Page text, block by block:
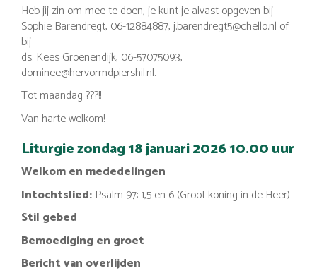
Heb jij zin om mee te doen, je kunt je alvast opgeven bij
Sophie Barendregt, 06-12884887, j.barendregt5@chello.nl of
bij
ds. Kees Groenendijk, 06-57075093,
dominee@hervormdpiershil.nl.
Tot maandag ???!!
Van harte welkom!
Liturgie zondag 18 januari 2026 10.00 uur
Welkom en mededelingen
Intochtslied: Psalm 97: 1,5 en 6 (Groot koning in de Heer)
Stil gebed
Bemoediging en groet
Bericht van overlijden